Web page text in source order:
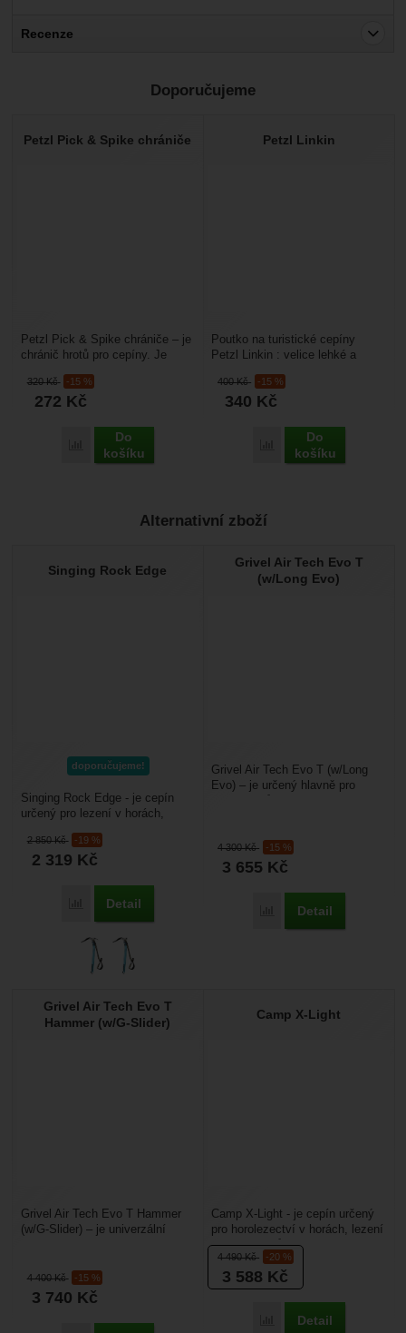
Recenze
Nebyla přidána žádná recenze.
Doporučujeme
Petzl Pick & Spike chrániče
320Kč -15 %
272 Kč
Porovnat
Do
košíku
Petzl Pick & Spike chrániče – je
chránič hrotů pro cepíny. Je
odnímatelná....
Petzl Linkin
400Kč -15 %
340 Kč
Porovnat
Do
košíku
Poutko na turistické cepíny
Petzl Linkin : velice lehké a
cepíny Petzl i jiné....
Alternativní zboží
Singing Rock Edge
doporučujeme!
2 850Kč -19 %
2 319 Kč
Porovnat
Detail
Singing Rock Edge - je cepín
určený pro lezení v horách,
která jde zapíchnout...
Grivel Air Tech Evo T
(w/Long Evo)
4 300Kč -15 %
3 655 Kč
Porovnat
Detail
Grivel Air Tech Evo T (w/Long
Evo) – je určený hlavně pro
Grivel Air Tech Evo T
Hammer (w/G-Slider)
4 400Kč -15 %
3 740 Kč
Grivel Air Tech Evo T Hammer
(w/G-Slider) – je univerzální
Camp X-Light
4 490Kč -20 %
3 588 Kč
Porovnat
Detail
Camp X-Light - je cepín určený
pro horolezectví v horách, lezení
stěn, hřebenů a lehčích
ledopádů. Má...